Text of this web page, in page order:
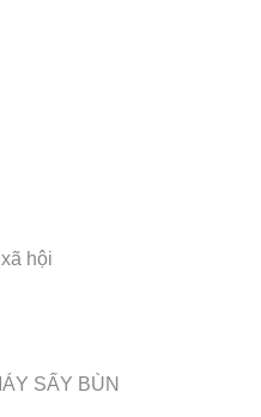
hội
SẤY BÙN